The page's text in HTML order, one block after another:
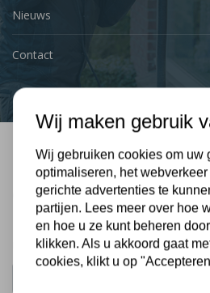
Nieuws
Contact
Bel mij terug
Gratis, vrijblijvend advies
Uw naam:
Wij maken gebruik
Wij gebruiken cookies om uw
optimaliseren, het
gerichte advertenties te
partijen. Lees meer over hoe
en hoe u ze kunt beheren
klikken. Als u akkoord gaat
cookies, klikt u op